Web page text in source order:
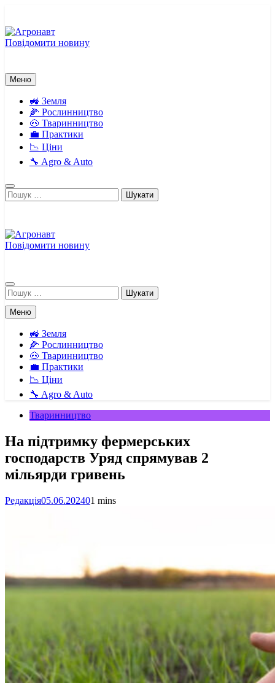
вмісту
Повідомити новину
Меню
🚜 Земля
🌽 Рослинництво
🐽 Тваринництво
💼 Практики
📉 Ціни
🔧 Agro & Auto
Пошук:
Повідомити новину
Пошук:
Меню
🚜 Земля
🌽 Рослинництво
🐽 Тваринництво
💼 Практики
📉 Ціни
🔧 Agro & Auto
Тваринництво
На підтримку фермерських
господарств Уряд спрямував 2
мільярди гривень
Редакція05.06.202401 mins